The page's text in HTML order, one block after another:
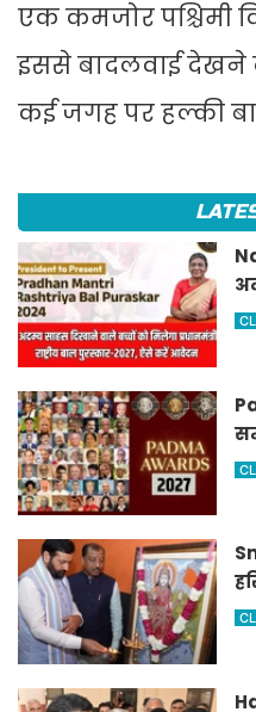
एक कमजोर पश्चिमी
इससे बादलवाई
कई जगह पर हल्की